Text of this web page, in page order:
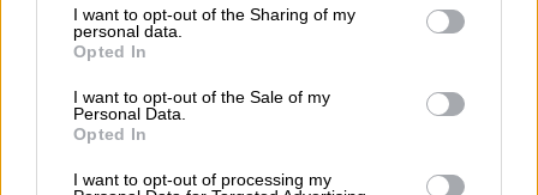
not limited to your visit or usage behaviour. You may click to
grant or deny consent to Google and its third-party tags to
use your data for below specified purposes in below Google
consent section.
I want to opt-out of the Sharing of my
personal data.
Opted In
I want to opt-out of the Sale of my
Personal Data.
Opted In
I want to opt-out of processing my
Ελλάδα|24.05.2026 13:31
Τροχαίο στη Ζαχάρω: Στην 117
Πτέρυγα Μάχης υπηρετούσε ο
29χρονος - Είχε πάει να δει την